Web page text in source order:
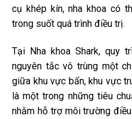
cụ khép kín, nha khoa có
trong suốt quá trình điều trị.
Tại Nha khoa Shark, quy
nguyên tắc vô trùng một
giữa khu vực bẩn, khu vực
là một trong những tiêu
nhằm hỗ trợ môi trường